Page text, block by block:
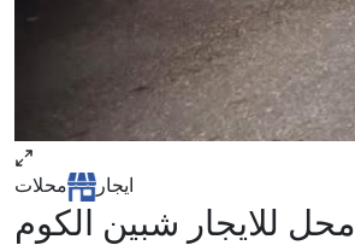
ايجار محلات
محل للايجار شبين الكوم